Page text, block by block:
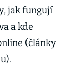
jak fungují
a kde
(články